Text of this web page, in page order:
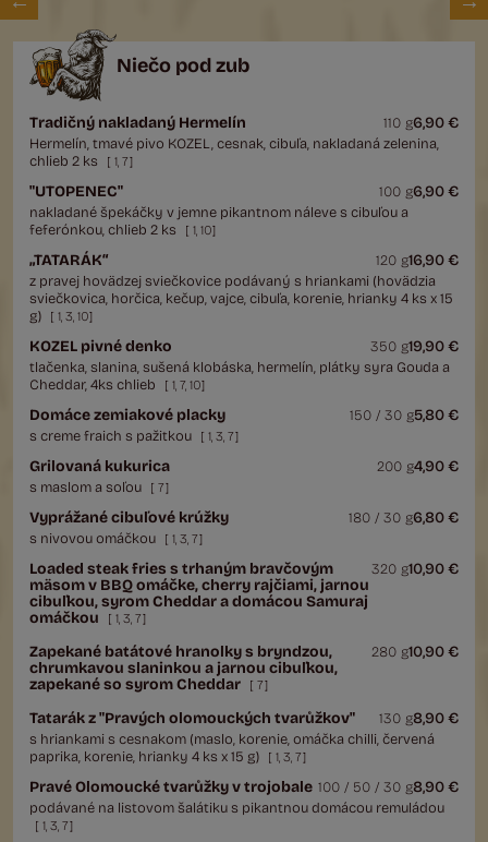
Niečo pod zub
Tradičný nakladaný Hermelín 110 g6,90 €
Hermelín, tmavé pivo KOZEL, cesnak, cibuľa, nakladaná zelenina,
chlieb 2 ks
[ 1, 7]
"UTOPENEC" 100 g6,90 €
nakladané špekáčky v jemne pikantnom náleve s cibuľou a
feferónkou, chlieb 2 ks
[ 1, 10]
„TATARÁK“ 120 g16,90 €
z pravej hovädzej sviečkovice podávaný s hriankami (hovädzia
sviečkovica, horčica, kečup, vajce, cibuľa, korenie, hrianky 4 ks x 15
g)
[ 1, 3, 10]
KOZEL pivné denko 350 g19,90 €
tlačenka, slanina, sušená klobáska, hermelín, plátky syra Gouda a
Cheddar, 4ks chlieb
[ 1, 7, 10]
Domáce zemiakové placky 150 / 30 g5,80 €
s creme fraich s pažitkou [ 1, 3, 7]
Grilovaná kukurica 200 g4,90 €
s maslom a soľou [ 7]
Vyprážané cibuľové krúžky 180 / 30 g6,80 €
s nivovou omáčkou [ 1, 3, 7]
Loaded steak fries s trhaným bravčovým
mäsom v BBQ omáčke, cherry rajčiami, jarnou
cibuľkou, syrom Cheddar a domácou Samuraj
omáčkou
[ 1, 3, 7]
320 g10,90 €
Zapekané batátové hranolky s bryndzou,
chrumkavou slaninkou a jarnou cibuľkou,
zapekané so syrom Cheddar
[ 7]
280 g10,90 €
Tatarák z "Pravých olomouckých tvarůžkov" 130 g8,90 €
s hriankami s cesnakom (maslo, korenie, omáčka chilli, červená
paprika, korenie, hrianky 4 ks x 15 g)
[ 1, 3, 7]
Pravé Olomoucké tvarůžky v trojobale 100 / 50 / 30 g8,90 €
podávané na listovom šalátiku s pikantnou domácou remuládou
[ 1, 3, 7]